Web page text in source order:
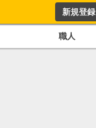
新規登録
職人